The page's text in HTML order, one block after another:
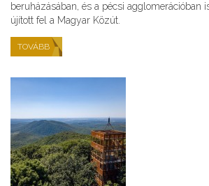
beruházásában, és a pécsi agglomerációban
újított fel a Magyar Közút.
TOVÁBB